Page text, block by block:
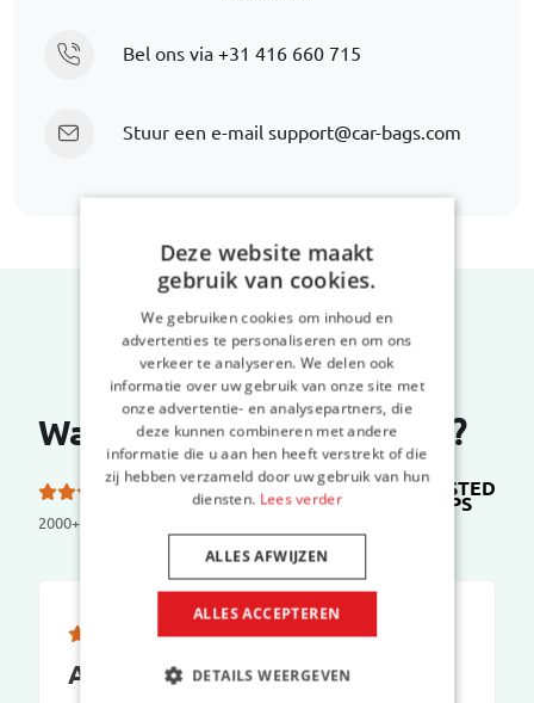
Bel ons via +31 416 660 715
Stuur een e-mail support@car-bags.com
Wat zeggen onze klanten?
2000+ reviews
5.0 van de 5 sterren
op
TRUSTED
SHOPS
Alles is top
Deze website maakt
gebruik van cookies.
We gebruiken cookies om inhoud en
advertenties te personaliseren en om ons
verkeer te analyseren. We delen ook
informatie over uw gebruik van onze site met
onze advertentie- en analysepartners, die
deze kunnen combineren met andere
informatie die u aan hen heeft verstrekt of die
zij hebben verzameld door uw gebruik van hun
diensten. Lees verder
ALLES ACCEPTEREN
ALLES AFWIJZEN
DETAILS WEERGEVEN